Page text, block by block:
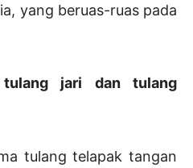
yang beruas-ruas pada
tulang jari dan tulang
tulang telapak tangan